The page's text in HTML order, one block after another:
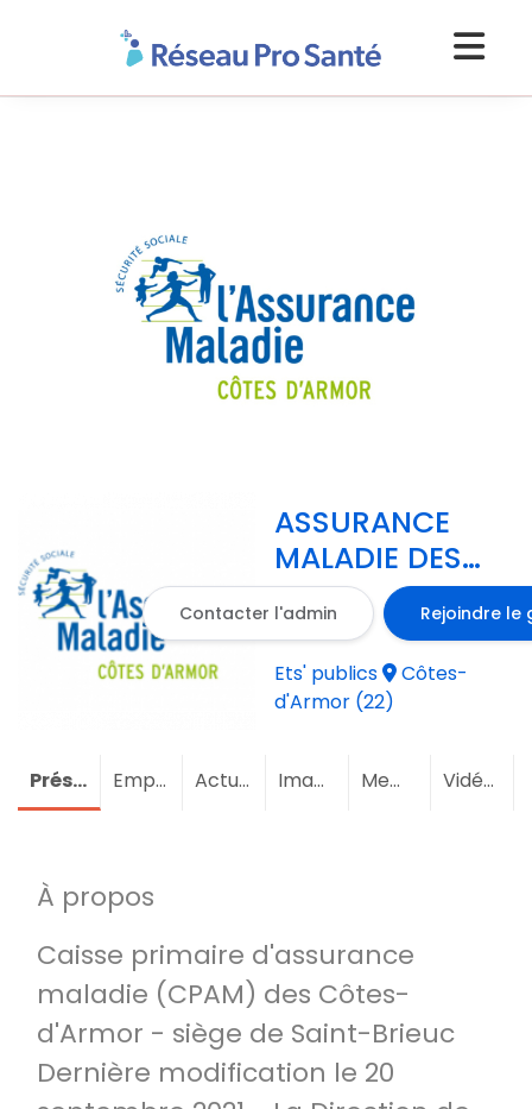
ASSURANCE
MALADIE DES
COTES D
ARMOR
Contacter l'admin Rejoindre le
Ets' publics
Côtes-
d'Armor (22)
Présentation Emploi Actualités Images Membres Vidéos
À propos
Caisse primaire d'assurance
maladie (CPAM) des Côtes-
d'Armor - siège de Saint-Brieuc
Dernière modification le 20